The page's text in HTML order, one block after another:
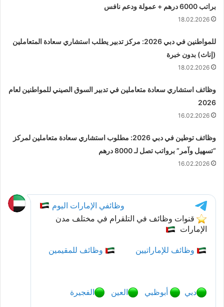
براتب 6000 درهم + عمولة ودعم نافس
18.02.2026
للمواطنين في دبي 2026: مركز تدبير يطلب استشاري سعادة المتعاملين
(إناث) بدون خبرة
18.02.2026
وظائف استشاري سعادة متعاملين في تدبير السوق الصيني للمواطنين لعام
2026
16.02.2026
وظائف توطين في دبي 2026: مطلوب استشاري سعادة متعاملين لمركز
“تسهيل وآمر” برواتب تصل لـ 8000 درهم
16.02.2026